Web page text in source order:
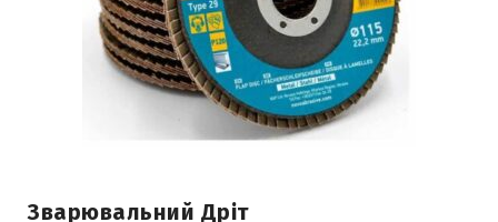
Зварювальний Дріт